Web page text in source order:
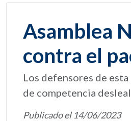
Asamblea
contra el
Los defensores de
de competencia
Publicado el 14/06/2023